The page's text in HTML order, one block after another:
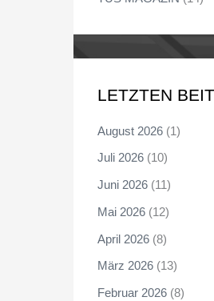
LETZTEN
August 2026 (1)
Juli 2026 (10)
Juni 2026 (11)
Mai 2026 (12)
April 2026 (8)
März 2026 (13)
Februar 2026 (8)